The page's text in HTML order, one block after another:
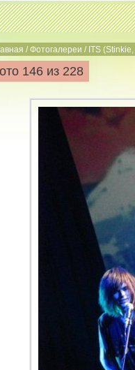
/Фотогалереи / ITS (Stinkie,
146 из 228